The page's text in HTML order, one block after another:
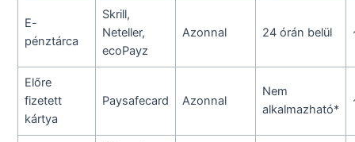
E-
pénztárca
Skrill,
Neteller,
ecoPayz
Azonnal 24 órán belül
Előre
fizetett
kártya
Paysafecard Azonnal
Nem
alkalmazható*